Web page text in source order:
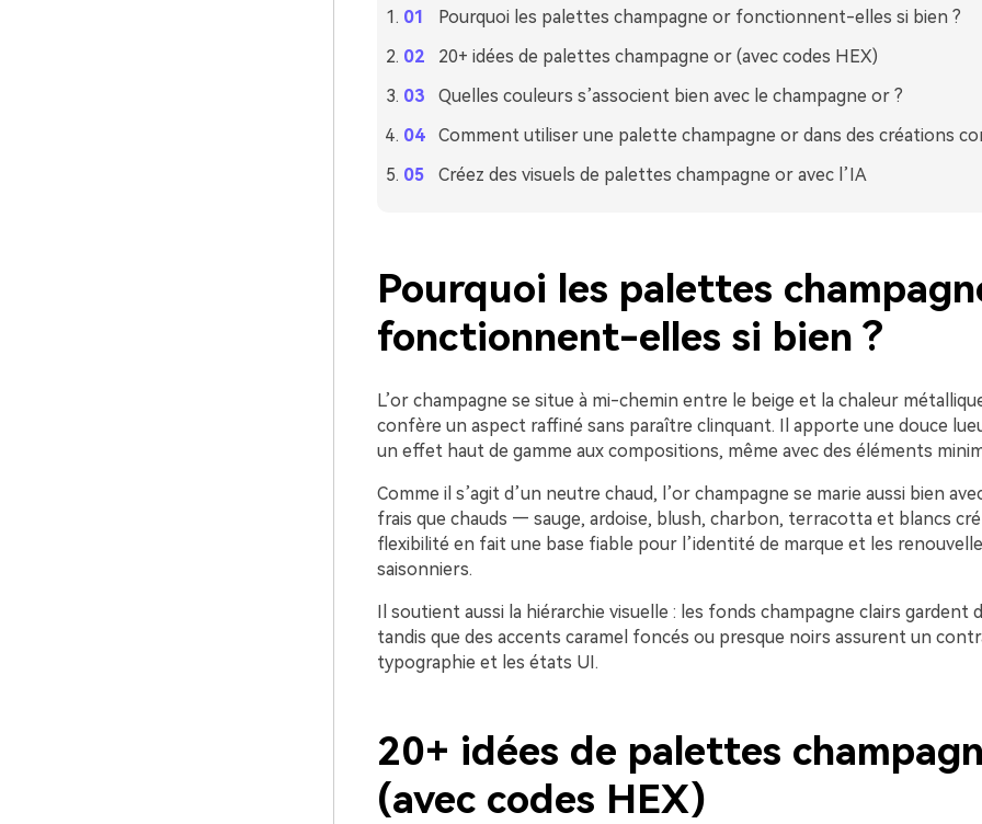
Pourquoi les palettes champagne or fonctionnent-elles si bien ?
20+ idées de palettes champagne or (avec codes HEX)
Quelles couleurs s’associent bien avec le champagne or ?
Comment utiliser une palette champagne or dans des créations
Créez des visuels de palettes champagne or avec l’IA
Pourquoi les palettes
fonctionnent-elles si bien ?
L’or champagne se situe à mi-chemin entre le beige et la chaleur
confère un aspect raffiné sans paraître clinquant. Il apporte une douce
un effet haut de gamme aux compositions, même avec des éléments
Comme il s’agit d’un neutre chaud, l’or champagne se marie aussi bien
frais que chauds — sauge, ardoise, blush, charbon, terracotta et blancs
flexibilité en fait une base fiable pour l’identité de marque et les
saisonniers.
Il soutient aussi la hiérarchie visuelle : les fonds champagne clairs gardent
tandis que des accents caramel foncés ou presque noirs assurent un
typographie et les états UI.
20+ idées de palettes
(avec codes HEX)
Créez
gratuit!